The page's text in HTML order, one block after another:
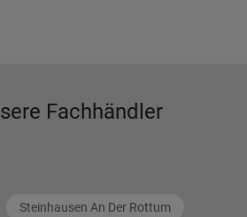
Fachhändler
Steinhausen An Der Rottum